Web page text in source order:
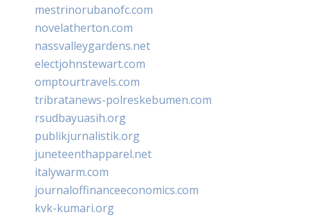
mestrinorubanofc.com
novelatherton.com
nassvalleygardens.net
electjohnstewart.com
omptourtravels.com
tribratanews-polreskebumen.com
rsudbayuasih.org
publikjurnalistik.org
juneteenthapparel.net
italywarm.com
journaloffinanceeconomics.com
kvk-kumari.org